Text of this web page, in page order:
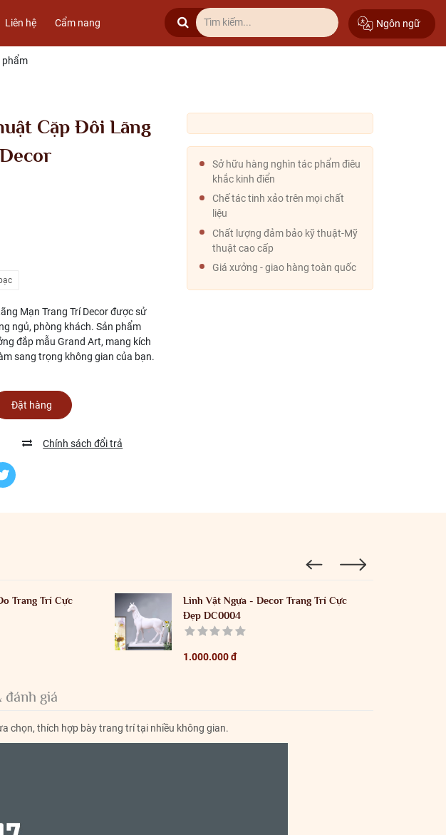
Liên hệ Cẩm nang Ngôn ngữ
phẩm
Cặp Đôi Lãng
Mạn Trang Trí Decor được sử
ngủ, phòng khách. Sản phẩm
đắp mẫu Grand Art, mang kích
sang trọng không gian của bạn.
Đặt hàng
Chính sách đổi trả
Sở hữu hàng nghìn tác phẩm điêu
khắc kinh điển
Chế tác tinh xảo trên mọi chất
liệu
Chất lượng đảm bảo kỹ thuật-Mỹ
thuật cao cấp
Giá xưởng - giao hàng toàn quốc
Trang Trí Cực
Linh Vật Ngựa - Decor Trang Trí Cực
Đẹp DC0004
1.000.000 đ
đánh giá
chọn, thích hợp bày trang trí tại nhiều không gian.